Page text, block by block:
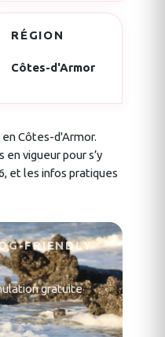
RÉGION
Côtes-d'Armor
Côtes-d'Armor.
vigueur pour s’y
et les infos pratiques
FRIENDLY
gratuite·